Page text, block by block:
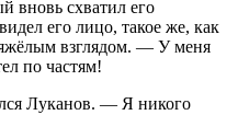
вновь схватил его
его лицо, такое же, как
взглядом. — У меня
по частям!
Луканов. — Я никого